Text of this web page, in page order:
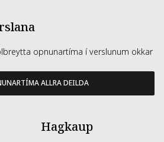
opnunartíma í verslunum okkar
ALLRA DEILDA
Hagkaup